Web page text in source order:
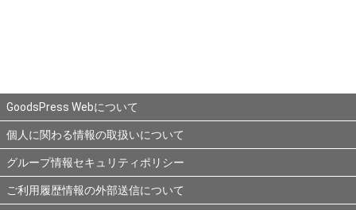
GoodsPress Webについて
個人に関わる情報の取扱いについて
グループ情報セキュリティポリシー
ご利用履歴情報の外部送信について